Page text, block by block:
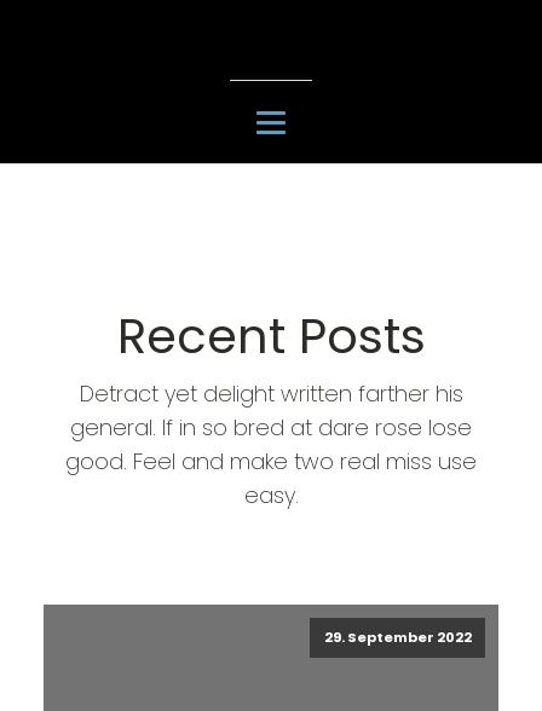
Recent Posts
Detract yet delight written farther his
general. If in so bred at dare rose lose
good. Feel and make two real miss use
easy.
29. September 2022